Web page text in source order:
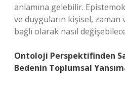
anlamına gelebilir.
ve duyguların kişisel, zaman
bağlı olarak nasıl
Ontoloji Perspektifinden
Bedenin Toplumsal